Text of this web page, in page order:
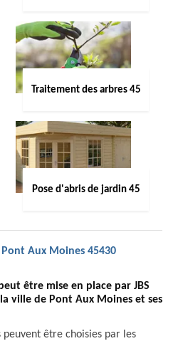
Traitement des arbres 45
Pose d'abris de jardin 45
Aux Moines 45430
être mise en place par JBS
ville de Pont Aux Moines et ses
être choisies par les